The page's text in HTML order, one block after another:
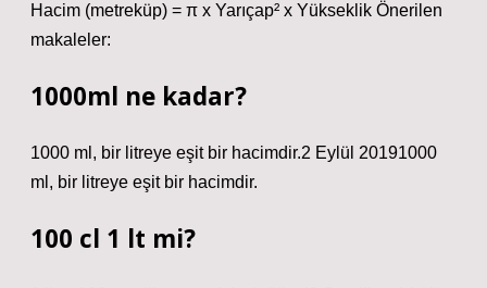
Hacim (metreküp) = π x Yarıçap² x Yükseklik Önerilen
makaleler:
1000ml ne kadar?
1000 ml, bir litreye eşit bir hacimdir.2 Eylül 20191000
ml, bir litreye eşit bir hacimdir.
100 cl 1 lt mi?